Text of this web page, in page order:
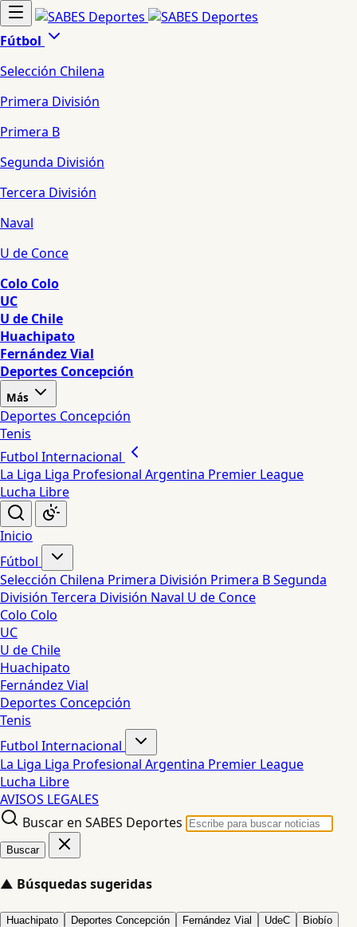
Fútbol
Selección Chilena
Primera División
Primera B
Segunda División
Tercera División
Naval
U de Conce
Colo Colo
UC
U de Chile
Huachipato
Fernández Vial
Deportes Concepción
Más
Deportes Concepción
Tenis
Futbol Internacional
La Liga Liga Profesional Argentina Premier League
Lucha Libre
Inicio
Fútbol
Selección Chilena Primera División Primera BSegunda
División Tercera División Naval U de Conce
Colo Colo
UC
U de Chile
Huachipato
Fernández Vial
Deportes Concepción
Tenis
Futbol Internacional
La Liga Liga Profesional Argentina Premier League
Lucha Libre
AVISOS LEGALES
Buscar en SABES Deportes
Buscar
▲ Búsquedas sugeridas
Huachipato Deportes Concepción Fernández Vial UdeC Biobío